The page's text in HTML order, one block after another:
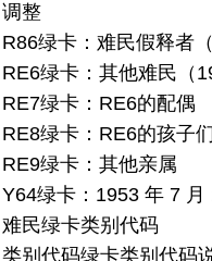
调整
R86绿卡： 难民假释者
RE6绿卡： 其他难民（
RE7绿卡： RE6的配偶
RE8绿卡： RE6的孩子们
RE9绿卡： 其他亲属
Y64绿卡： 1953 年 7
难民绿卡类别代码
类别代码绿卡类别代码